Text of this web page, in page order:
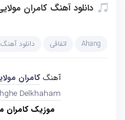
دانلود آهنگ کامران
Ahang اتفاقی دانلود
آهنگکامران
Delkhaham
موزیک کامران